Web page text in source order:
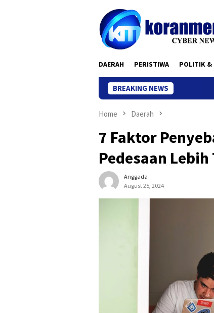
DAERAH PERISTIWA POLITIK &
BREAKING NEWS
Home Daerah
7 Faktor
Pedesaan
Anggada
August 25, 2024